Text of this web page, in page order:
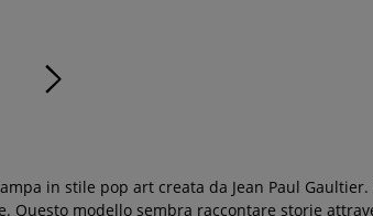
in stile pop art creata da Jean Paul
Questo modello sembra raccontare storie